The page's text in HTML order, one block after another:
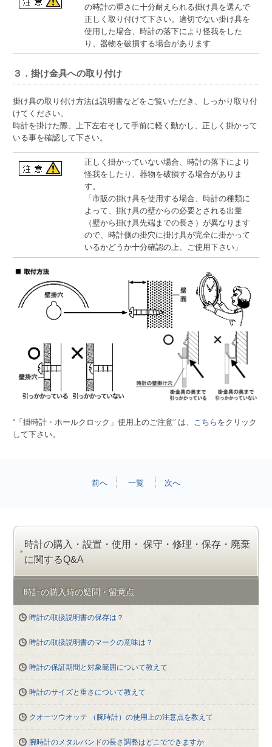
の時計の重さに十分耐えられる掛け具を選んで
正しく取り付けて下さい。適切でない掛け具を
使用した場合、時計の落下により怪我をした
り、器物を破損する場合があります
３．掛け金具への取り付け
掛け具の取り付け方法は説明書などをご覧いただき、しっかり取り付
けてください。
時計を掛けた際、上下左右そして手前に軽く動かし、正しく掛かって
いる事を確認して下さい。
正しく掛かっていない場合、時計の落下により
怪我をしたり、器物を破損する場合がありま
す。
「市販の掛け具を使用する場合、時計の種類に
よって、掛け具の壁からの必要とされる出量
（壁から掛け具先端までの長さ）が異なります
ので、時計側の掛穴に掛け具が完全に掛かって
いるかどうか十分確認の上、ご使用下さい」
“「掛時計・ホールクロック」使用上のご注意” は、 こちら をクリック
して下さい。
前へ 一覧 次へ
時計の購入・設置・使用・ 保守・修理・保存・廃棄
に関するQ&A
時計の購入時の疑問・留意点
時計の取扱説明書の保存は？
時計の取扱説明書のマークの意味は？
時計の保証期間と対象範囲について教えて
時計のサイズと重さについて教えて
クオーツウオッチ （腕時計）の使用上の注意点を教えて
腕時計のメタルバンドの長さ調整はどこでできますか